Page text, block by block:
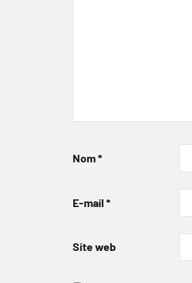
Nom*
E-mail *
Site web